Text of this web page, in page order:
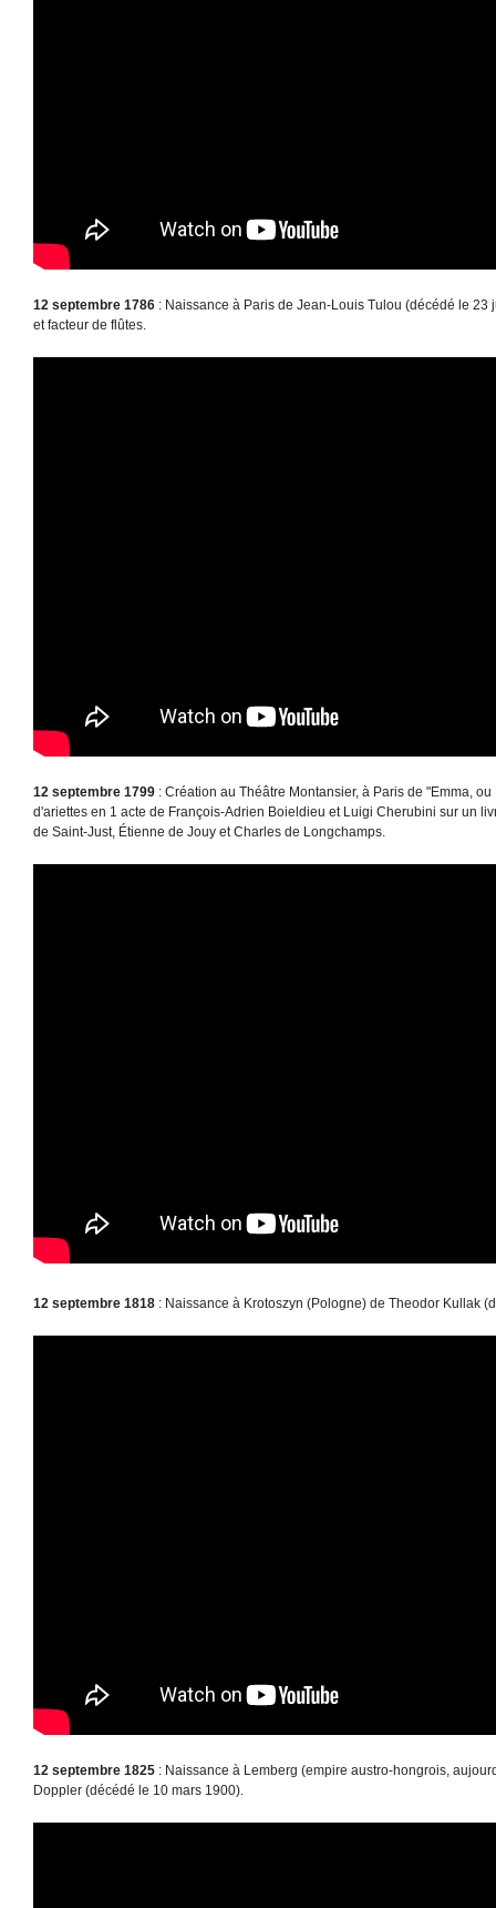
12 septembre 1786 : Naissance à Paris de Jean-Louis Tulou (décédé le 23
et facteur de flûtes.
12 septembre 1799 : Création au Théâtre Montansier, à Paris de "Emma,
d'ariettes en 1 acte de François-Adrien Boieldieu et Luigi Cherubini sur un
de Saint-Just, Étienne de Jouy et Charles de Longchamps.
12 septembre 1818 : Naissance à Krotoszyn (Pologne) de Theodor Kullak
12 septembre 1825 : Naissance à Lemberg (empire austro-hongrois,
Doppler (décédé le 10 mars 1900).